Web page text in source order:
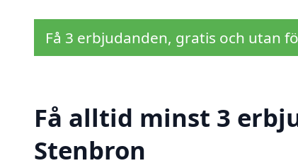
Få 3 erbjudanden, gratis och utan
Få alltid minst 3
Stenbron